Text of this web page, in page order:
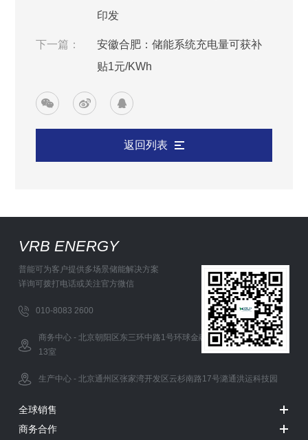
印发
下一篇：
安徽合肥：储能系统充电量可获补
贴1元/KWh
返回列表
VRB ENERGY
普能可为客户提供多场景储能解决方案
详询可拨打电话或关注官方微信
010-8083 2600
商务中心 - 北京朝阳区东三环中路1号环球金融中心办公西塔5层12-
13室
生产中心 - 北京通州区张家湾开发区云杉南路17号潞通洪运科技园
全球销售
商务合作